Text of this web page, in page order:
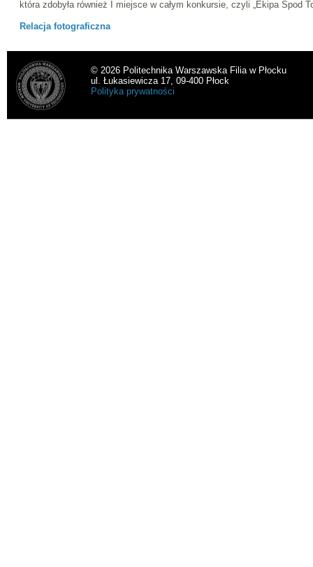
która zdobyła również I miejsce w całym konkursie, czyli „Ekipa Spod
Relacja fotograficzna
© 2026 Politechnika Warszawska Filia w Płocku
ul. Łukasiewicza 17, 09-400 Płock
Polityka prywatności